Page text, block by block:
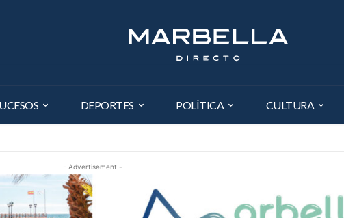
DEPORTES POLÍTICA CULTURA
- Advertisement -